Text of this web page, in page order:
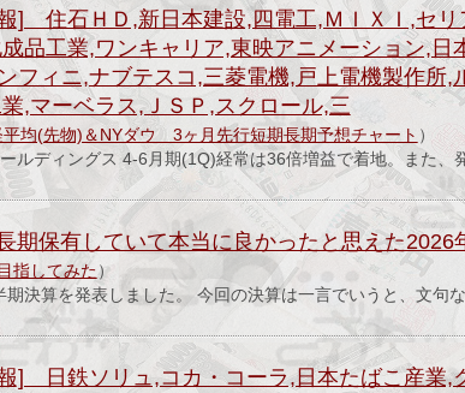
] 住石ＨＤ,新日本建設,四電工,ＭＩＸＩ,セリ
品工業,ワンキャリア,東映アニメーション,
フィニ,ナブテスコ,三菱電機,戸上電機製作所,
,マーベラス,ＪＳＰ,スクロール,三
均(先物)＆NYダウ 3ヶ月先行短期長期予想チャート ）
ルディングス 4-6月期(1Q)経常は36倍増益で着地。また、
期保有していて本当に良かったと思えた2026
指してみた）
決算を発表しました。 今回の決算は一言でいうと、文句
] 日鉄ソリュ,コカ・コーラ,日本たばこ産業,